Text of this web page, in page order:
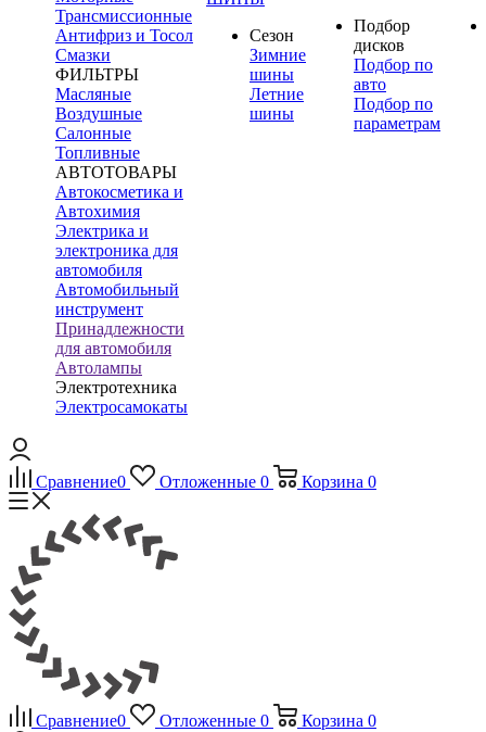
Трансмиссионные
Антифриз и Тосол
Смазки
ФИЛЬТРЫ
Масляные
Воздушные
Салонные
Топливные
АВТОТОВАРЫ
Автокосметика и
Автохимия
Электрика и
электроника для
автомобиля
Автомобильный
инструмент
Принадлежности
для автомобиля
Автолампы
Электротехника
Электросамокаты
Сезон
Зимние
шины
Летние
шины
Подбор
дисков
Подбор по
авто
Подбор по
параметрам
Сравнение0 Отложенные 0 Корзина 0
Сравнение0 Отложенные 0 Корзина 0